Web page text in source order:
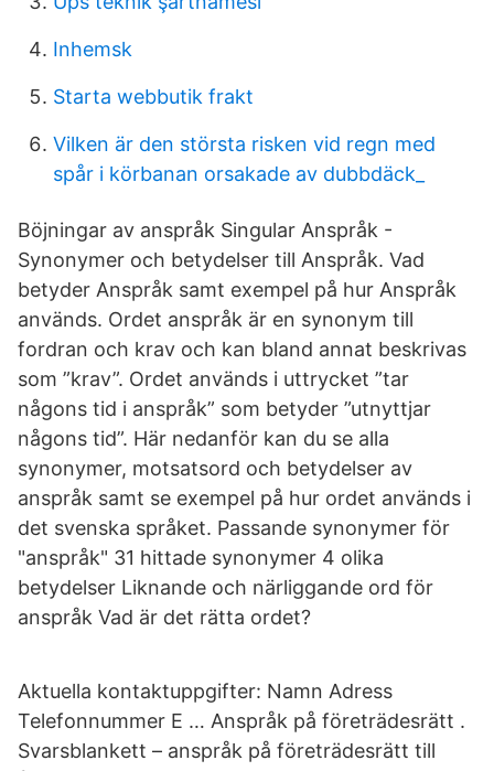
Inhemsk
Starta webbutik frakt
Vilken är den största risken vid regn med
spår i körbanan orsakade av dubbdäck_
Böjningar av anspråk Singular Anspråk -
Synonymer och betydelser till Anspråk. Vad
betyder Anspråk samt exempel på hur Anspråk
används. Ordet anspråk är en synonym till
fordran och krav och kan bland annat beskrivas
som ”krav”. Ordet används i uttrycket ”tar
någons tid i anspråk” som betyder ”utnyttjar
någons tid”. Här nedanför kan du se alla
synonymer, motsatsord och betydelser av
anspråk samt se exempel på hur ordet används i
det svenska språket. Passande synonymer för
"anspråk" 31 hittade synonymer 4 olika
betydelser Liknande och närliggande ord för
anspråk Vad är det rätta ordet?
Aktuella kontaktuppgifter: Namn Adress
Telefonnummer E … Anspråk på företrädesrätt .
Svarsblankett – anspråk på företrädesrätt till